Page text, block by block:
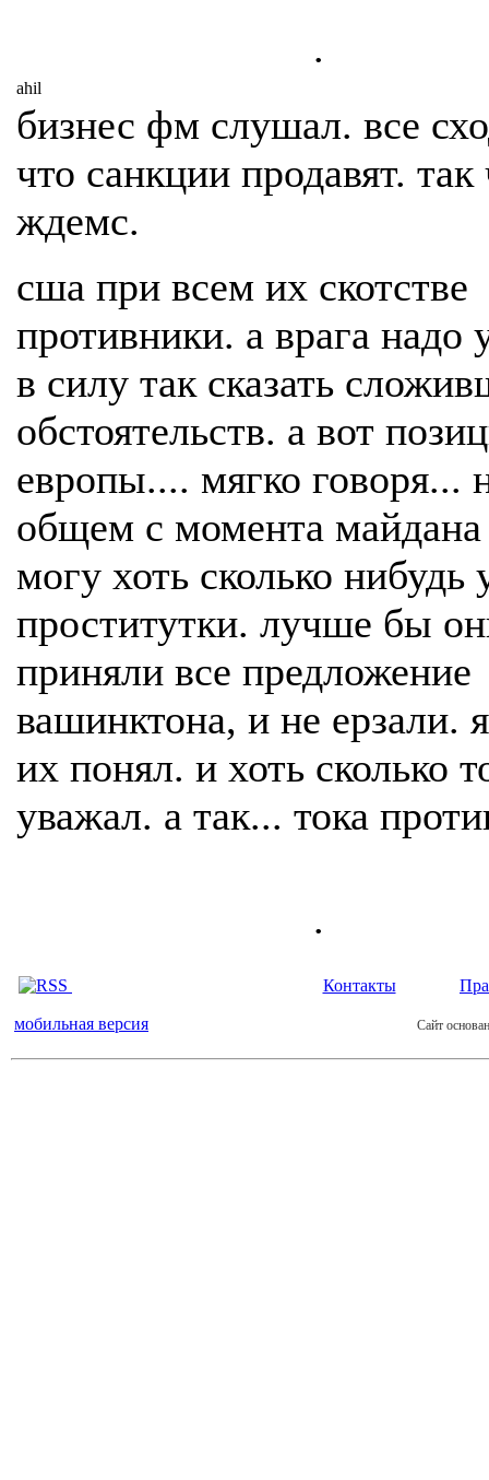
.
ahil
бизнес фм слушал. все
что санкции продавят. так
ждемс.
сша при всем их скотстве
противники. а врага надо
в силу так сказать
обстоятельств. а вот
европы.... мягко говоря...
общем с момента майдана
могу хоть сколько нибудь
проститутки. лучше бы
приняли все предложение
вашинктона, и не ерзали.
их понял. и хоть сколько
уважал. а так... тока
.
Контакты
мобильная версия Сайт